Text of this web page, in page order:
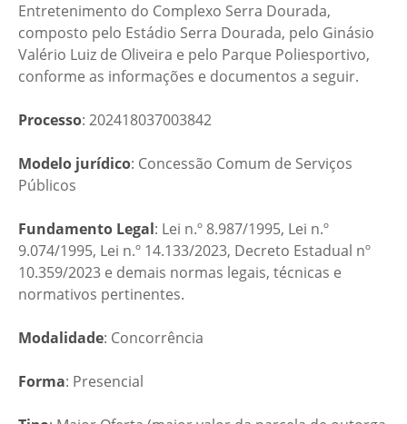
Entretenimento do Complexo Serra Dourada,
composto pelo Estádio Serra Dourada, pelo Ginásio
Valério Luiz de Oliveira e pelo Parque Poliesportivo,
conforme as informações e documentos a seguir.
Processo: 202418037003842
Modelo jurídico: Concessão Comum de Serviços
Públicos
Fundamento Legal: Lei n.º 8.987/1995, Lei n.º
9.074/1995, Lei n.º 14.133/2023, Decreto Estadual nº
10.359/2023 e demais normas legais, técnicas e
normativos pertinentes.
Modalidade: Concorrência
Forma: Presencial